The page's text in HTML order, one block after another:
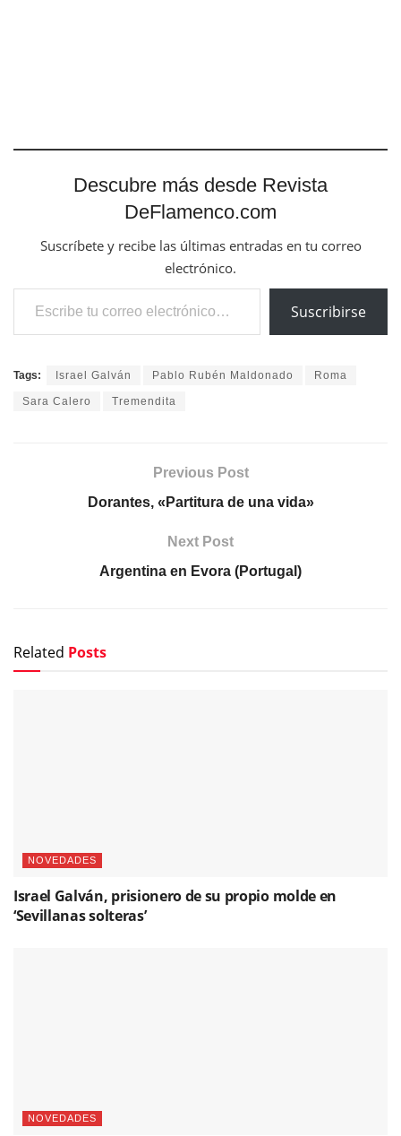
Descubre más desde Revista
DeFlamenco.com
Suscríbete y recibe las últimas entradas en tu correo
electrónico.
Escribe tu correo electrónico…
Suscribirse
Tags: Israel Galván Pablo Rubén Maldonado Roma
Sara Calero Tremendita
Previous Post
Dorantes, «Partitura de una vida»
Next Post
Argentina en Evora (Portugal)
Related Posts
NOVEDADES
Israel Galván, prisionero de su propio molde en
‘Sevillanas solteras’
NOVEDADES